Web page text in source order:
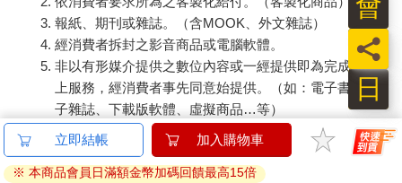
報紙、期刊或雜誌。（含MOOK、外文雜誌）
經消費者拆封之影音商品或電腦軟體。
非以有形媒介提供之數位內容或一經提供即為完成之線
上服務，經消費者事先同意始提供。（如：電子書、電
子雜誌、下載版軟體、虛擬商品…等）
已拆封之個人衛生用品。（如：內衣褲、刮鬍刀、除毛
若非上列種類商品，均享有到貨7天的猶豫期（含例假
立即結帳 加入購物車
※ 本商品會員日滿額金幣加碼回饋最高15倍
日
員
會